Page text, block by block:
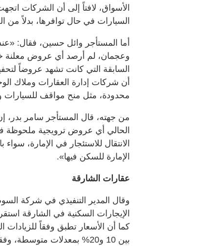
الأسواق، لافتاً إلى أن الشركات
السيارات في حال توافرها، بدلاً من
أما المستأجر وائل حسين، فقال:
وعجمان، لم أرصد أي عروض معلنة
السابقة التي كانت تشهد عروضاً
أن شركات إدارة العقارات وملاك
محدودة، مثل منح مواقف للسيارات
من جهته، قال المستأجر سامر
الحالي أي عروض ترويجية ملحوظة
الانتقال للاستئجار في الإمارة، سواء
الإمارة للسكن فيها».
عقارات الشارقة
وقال المدير التنفيذي في شركة
الإيجارات السكنية في الشارقة
كما أن الأسعار تطبق وفقاً للزيادات
بين 10 و20% بمعدلات متوسطة، وفقاً للمنطقة وحجم الطلب فيها».